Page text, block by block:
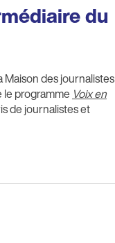
du
Maison des journalistes
le programme Voix en
de journalistes et